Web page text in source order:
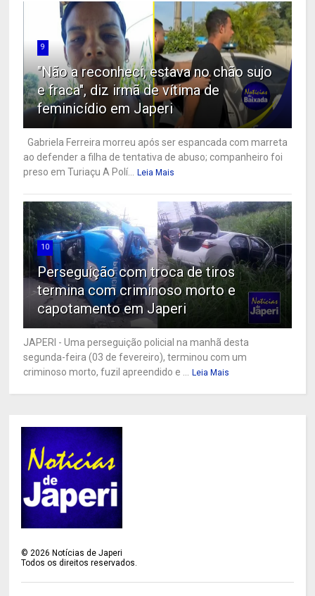
9
"Não a reconheci, estava no chão sujo
e fraca", diz irmã de vítima de
feminicídio em Japeri
Gabriela Ferreira morreu após ser espancada com marreta
ao defender a filha de tentativa de abuso; companheiro foi
preso em Turiaçu A Polí...
Leia Mais
10
Perseguição com troca de tiros
termina com criminoso morto e
capotamento em Japeri
JAPERI - Uma perseguição policial na manhã desta
segunda-feira (03 de fevereiro), terminou com um
criminoso morto, fuzil apreendido e ...
Leia Mais
©2026 Notícias de Japeri
Todos os direitos reservados.